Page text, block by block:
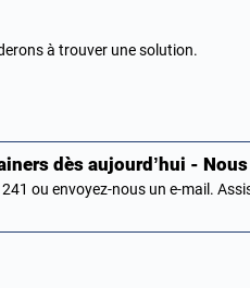
à trouver une solution.
dès aujourd’hui -
ou envoyez-nous un e-mail.